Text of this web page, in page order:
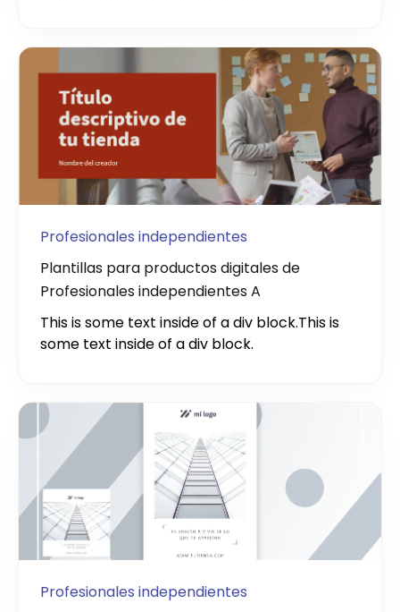
Profesionales independientes
Plantillas para productos digitales de
Profesionales independientes A
This is some text inside of a div block.This is
some text inside of a div block.
Profesionales independientes